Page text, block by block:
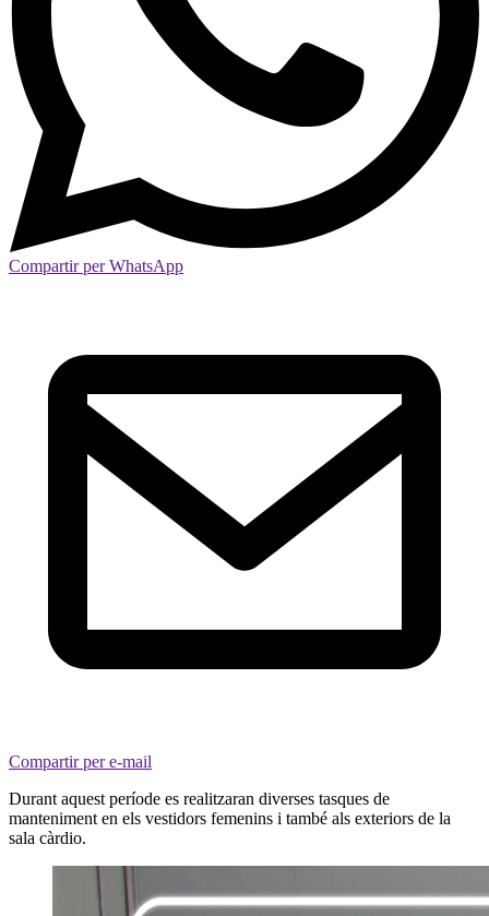
Compartir per WhatsApp
Compartir per e-mail
Durant aquest període es realitzaran diverses tasques de
manteniment en els vestidors femenins i també als exteriors de la
sala càrdio.